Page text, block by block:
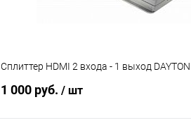
Сплиттер HDMI 2 входа - 1 выход DAYTON
1 000 руб. / шт